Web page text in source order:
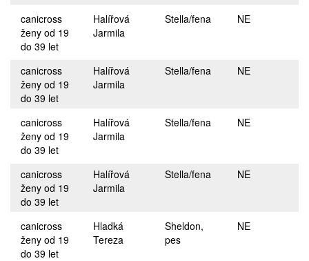
canicross
ženy od 19
do 39 let
Halířová
Jarmila
Stella/fena NE
canicross
ženy od 19
do 39 let
Halířová
Jarmila
Stella/fena NE
canicross
ženy od 19
do 39 let
Halířová
Jarmila
Stella/fena NE
canicross
ženy od 19
do 39 let
Halířová
Jarmila
Stella/fena NE
canicross
ženy od 19
do 39 let
Hladká
Tereza
Sheldon,
pes
NE